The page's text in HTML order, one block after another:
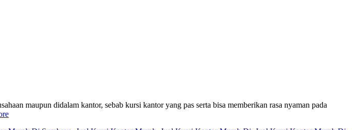
maupun didalam kantor, sebab kursi kantor yang pas serta bisa memberikan rasa nyaman pada